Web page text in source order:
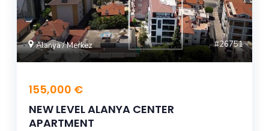
Alanya / Merkez #26751
155,000 €
NEW LEVEL ALANYA CENTER
APARTMENT